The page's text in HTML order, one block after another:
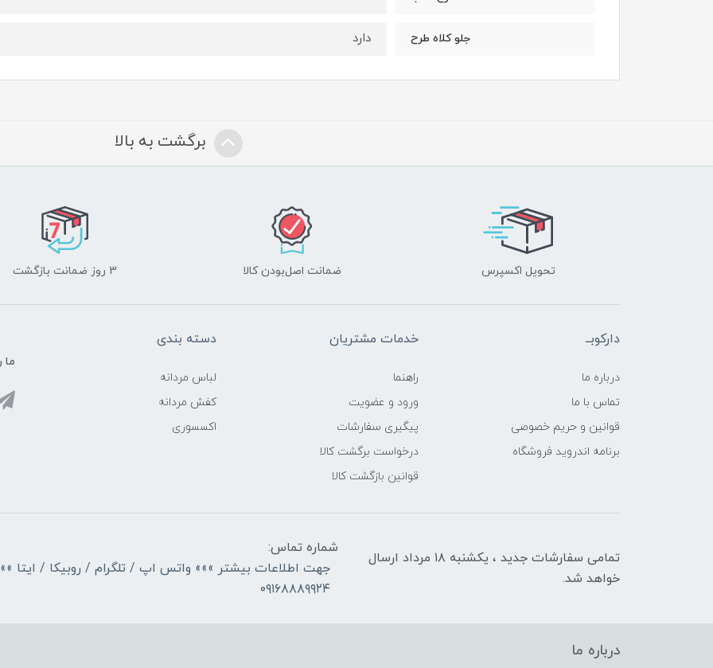
جلو کلاه طرح دارد
برگشت به بالا
تحویل اکسپرس ضمانت اصل‌بودن کالا 3 روز ضمانت بازگشت
دارکوبــ
درباره ما
تماس با ما
قوانین و حریم خصوصی
برنامه اندروید فروشگاه
خدمات مشتریان
راهنما
ورود و عضویت
پیگیری سفارشات
درخواست برگشت کالا
قوانین بازگشت کالا
دسته بندی
لباس مردانه
کفش مردانه
اکسسوری
ما
تمامی سفارشات جدید ، یکشنبه ۱۸ مرداد ارسال
خواهد شد.
شماره تماس:
جهت اطلاعات بیشتر »»» واتس اپ / تلگرام / روبیکا / ایتا »»
۰۹۱۶۸۸۸۹۹۲۴
درباره ما